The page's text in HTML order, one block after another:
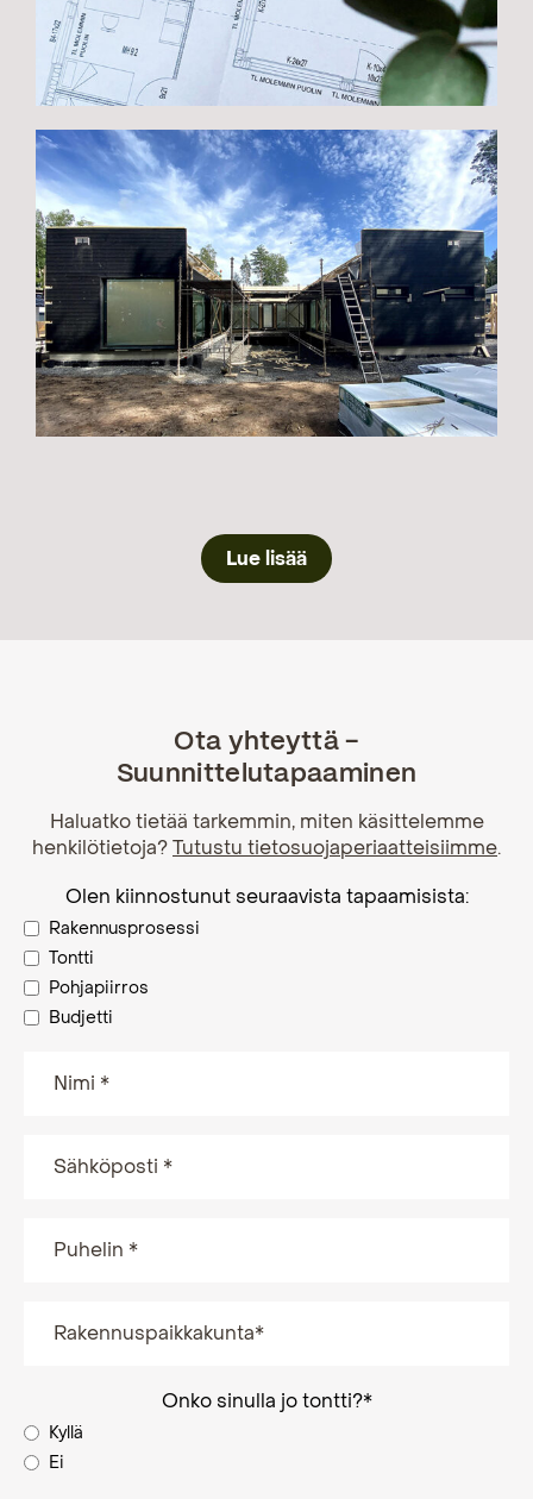
Lue lisää
Ota yhteyttä -
Suunnittelutapaaminen
Haluatko tietää tarkemmin, miten käsittelemme
henkilötietoja?Tutustu tietosuojaperiaatteisiimme.
Olen kiinnostunut seuraavista tapaamisista:
Rakennusprosessi
Tontti
Pohjapiirros
Budjetti
Onko sinulla jo tontti?*
Kyllä
Ei